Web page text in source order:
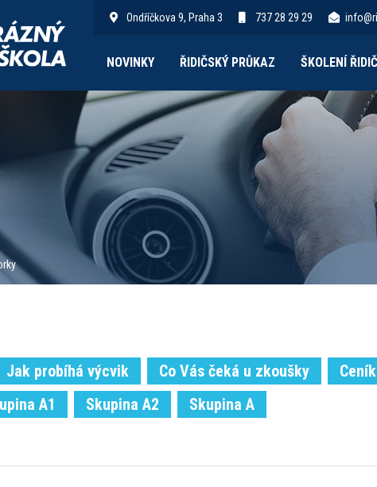
Ondříčkova 9, Praha 3 737 28 29 29
NOVINKY ŘIDIČSKÝ PRŮKAZ ŠKOLENÍ
Jak probíhá výcvik Co Vás čeká u zkoušky
A1 Skupina A2 Skupina A